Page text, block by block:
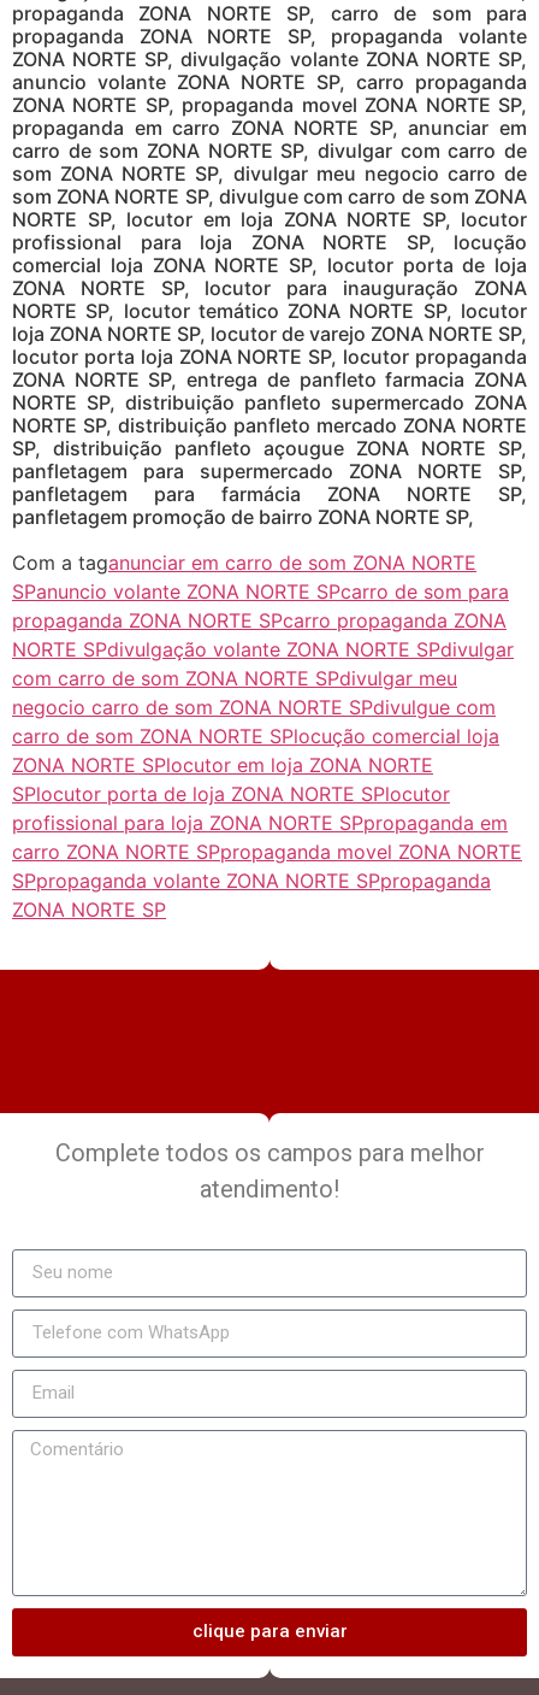
propaganda ZONA NORTE SP, carro de som para
propaganda ZONA NORTE SP, propaganda volante
ZONA NORTE SP, divulgação volante ZONA NORTE SP,
anuncio volante ZONA NORTE SP, carro propaganda
ZONA NORTE SP, propaganda movel ZONA NORTE SP,
propaganda em carro ZONA NORTE SP, anunciar em
carro de som ZONA NORTE SP, divulgar com carro de
som ZONA NORTE SP, divulgar meu negocio carro de
som ZONA NORTE SP, divulgue com carro de som ZONA
NORTE SP, locutor em loja ZONA NORTE SP, locutor
profissional para loja ZONA NORTE SP, locução
comercial loja ZONA NORTE SP, locutor porta de loja
ZONA NORTE SP, locutor para inauguração ZONA
NORTE SP, locutor temático ZONA NORTE SP, locutor
loja ZONA NORTE SP, locutor de varejo ZONA NORTE SP,
locutor porta loja ZONA NORTE SP, locutor propaganda
ZONA NORTE SP, entrega de panfleto farmacia ZONA
NORTE SP, distribuição panfleto supermercado ZONA
NORTE SP, distribuição panfleto mercado ZONA NORTE
SP, distribuição panfleto açougue ZONA NORTE SP,
panfletagem para supermercado ZONA NORTE SP,
panfletagem para farmácia ZONA NORTE SP,
panfletagem promoção de bairro ZONA NORTE SP,
Com a taganunciar em carro de som ZONA NORTE
SPanuncio volante ZONA NORTE SPcarro de som para
propaganda ZONA NORTE SPcarro propaganda ZONA
NORTE SPdivulgação volante ZONA NORTE SPdivulgar
com carro de som ZONA NORTE SPdivulgar meu
negocio carro de som ZONA NORTE SPdivulgue com
carro de som ZONA NORTE SPlocução comercial loja
ZONA NORTE SPlocutor em loja ZONA NORTE
SPlocutor porta de loja ZONA NORTE SPlocutor
profissional para loja ZONA NORTE SPpropaganda em
carro ZONA NORTE SPpropaganda movel ZONA NORTE
SPpropaganda volante ZONA NORTE SPpropaganda
ZONA NORTE SP
Complete todos os campos para melhor
atendimento!
clique para enviar